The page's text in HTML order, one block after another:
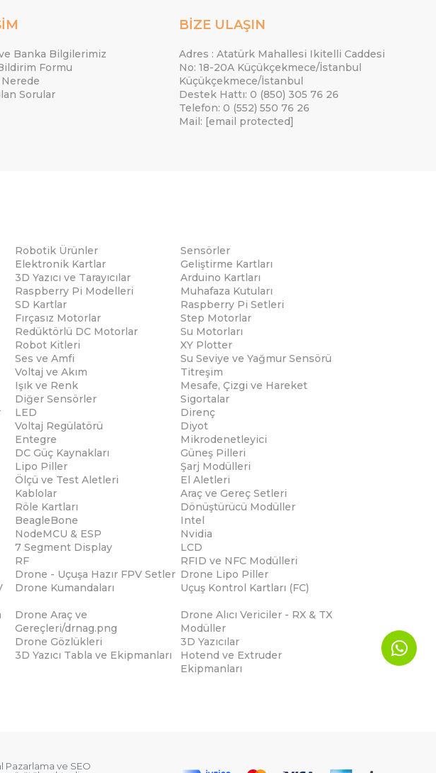
Banka Bilgilerimiz
Formu
Sorular
BİZE ULAŞIN
Adres : Atatürk Mahallesi Ikitelli Caddesi
No: 18-20A Küçükçekmece/İstanbul
Küçükçekmece/İstanbul
Destek Hattı: 0 (850) 305 76 26
Telefon: 0 (552) 550 76 26
Mail: [email protected]
Robotik Ürünler
Sensörler
Elektronik Kartlar
Geliştirme Kartları
3D Yazıcı ve Tarayıcılar
Arduino Kartları
Raspberry Pi Modelleri
Muhafaza Kutuları
SD Kartlar
Raspberry Pi Setleri
Fırçasız Motorlar
Step Motorlar
Redüktörlü DC Motorlar
Su Motorları
Robot Kitleri
XY Plotter
Ses ve Amfi
Su Seviye ve Yağmur Sensörü
Voltaj ve Akım
Titreşim
Işık ve Renk
Mesafe, Çizgi ve Hareket
Diğer Sensörler
Sigortalar
LED
Direnç
Voltaj Regülatörü
Diyot
Entegre
Mikrodenetleyici
DC Güç Kaynakları
Güneş Pilleri
Lipo Piller
Şarj Modülleri
Ölçü ve Test Aletleri
El Aletleri
Kablolar
Araç ve Gereç Setleri
Röle Kartları
Dönüştürücü Modüller
BeagleBone
Intel
NodeMCU & ESP
Nvidia
7 Segment Display
LCD
RF
RFID ve NFC Modülleri
Drone - Uçuşa Hazır FPV Setler Drone Lipo Piller
Drone Kumandaları Uçuş Kontrol Kartları (FC)
Drone Araç ve
Gereçleri/drnag.png
Drone Alıcı Vericiler - RX & TX
Modüller
Drone Gözlükleri
3D Yazıcılar
3D Yazıcı Tabla ve Ekipmanları
Hotend ve Extruder
Ekipmanları
Pazarlama ve SEO